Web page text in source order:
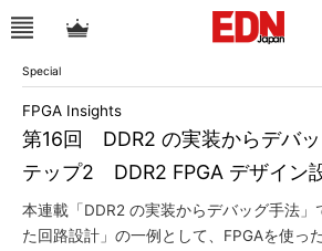
Special
第16回 DDR2 の実装からデバッ
テップ2 DDR2 FPGA デザイン
FPGA Insights
本連載「DDR2 の実装からデバッグ手法」
た回路設計」の一例として、FPGAを使っ